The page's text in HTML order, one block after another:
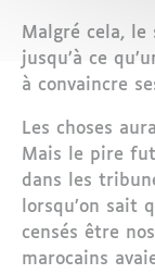
Malgré cela, le
jusqu’à ce
à convaincre
Les choses
Mais le pire fut
dans les
lorsqu’on sait
censés être
marocains